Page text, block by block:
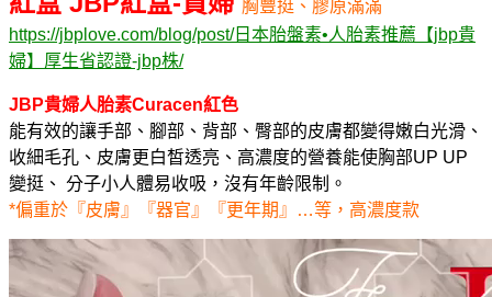
胸豐挺、膠原滿滿
https://jbplove.com/blog/post/日本胎盤素•人胎素推薦【jbp貴
婦】厚生省認證-jbp株/
JBP貴婦人胎素Curacen紅色
能有效的讓手部、腳部、背部、臀部的皮膚都變得嫩白光滑、
收細毛孔、皮膚更白皙透亮、高濃度的營養能使胸部UP UP
變挺、 分子小人體易收吸，沒有年齡限制。
*偏重於『皮膚』『器官』『更年期』…等，高濃度款